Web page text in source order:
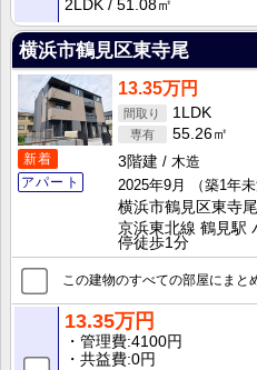
2LDK
51.08㎡
横浜市鶴見区東寺尾
新着
アパート
13.35万円
1LDK
55.26㎡
3階建
木造
2025年9月
（築1年未
横浜市鶴見区東寺尾
京浜東北線 鶴見駅
停徒歩1分
この建物のすべての部屋にまと
13.35万円
管理費 4100円
共益費 0円